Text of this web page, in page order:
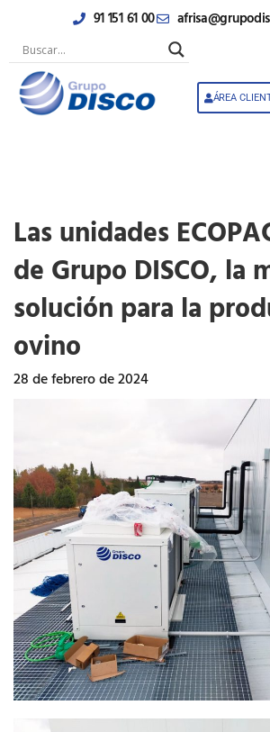
contenido
91 151 61 00
ÁREA
Las unidades
de Grupo DISCO, la
solución para la
ovino
28 de febrero de 2024